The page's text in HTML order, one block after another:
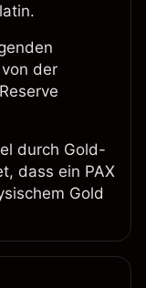
.
der
durch Gold-
dass ein PAX
Gold